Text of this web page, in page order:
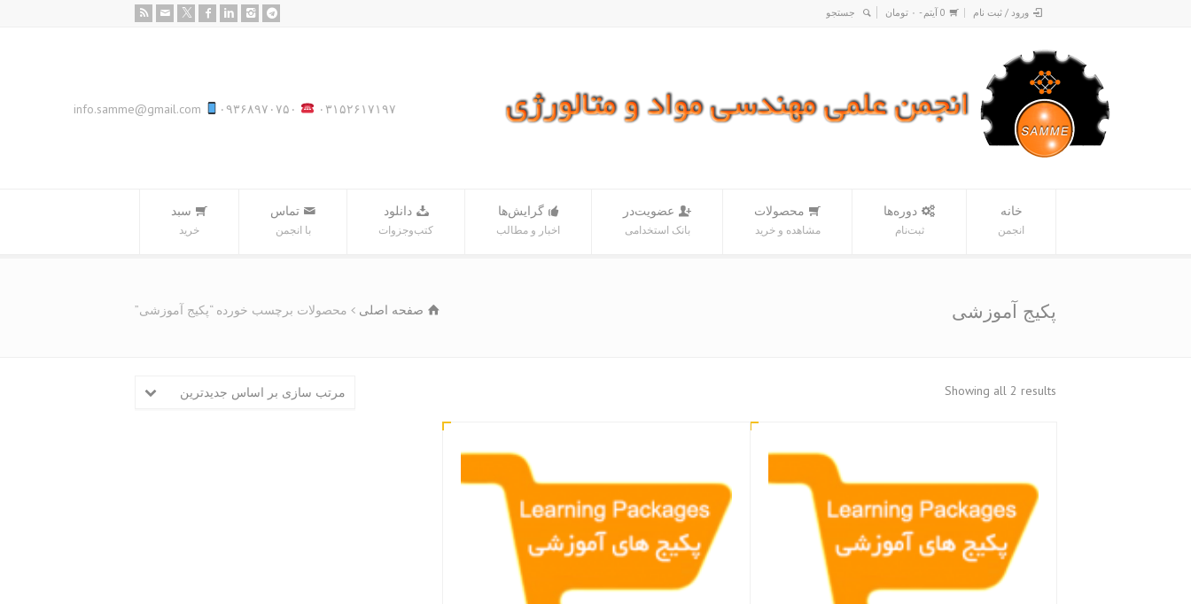
ورود / ثبت نام 0 آیتم - ۰ تومان
info.samme@gmail.com ۰۹۳۶۸۹۷۰۷۵۰ ۰۳۱۵۲۶۱۷۱۹۷
خانه
انجمن
دوره‌ها
ثبت‌نام
محصولات
مشاهده و خرید
عضویت‌در
بانک‌ استخدامی
گرایش‌ها
اخبار و مطالب
دانلود
کتب‌و‌جزوات
تماس
با انجمن
سبد‌
خرید
پکیج آموزشی صفحه اصلی محصولات برچسب خورده “پکیج آموزشی”
Showing all 2 results مرتب سازی بر اساس جدیدترین